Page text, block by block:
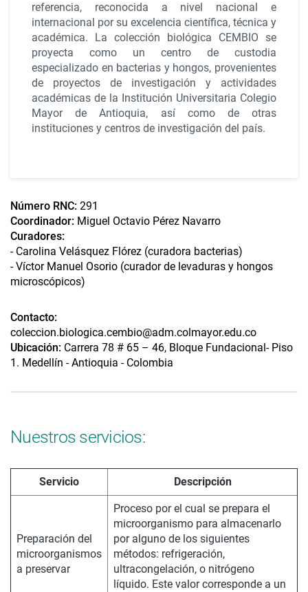
referencia, reconocida a nivel nacional e
internacional por su excelencia científica, técnica y
académica. La colección biológica CEMBIO se
proyecta como un centro de custodia
especializado en bacterias y hongos, provenientes
de proyectos de investigación y actividades
académicas de la Institución Universitaria Colegio
Mayor de Antioquia, así como de otras
instituciones y centros de investigación del país.
Número RNC: 291
Coordinador: Miguel Octavio Pérez Navarro
Curadores:
- Carolina Velásquez Flórez (curadora bacterias)
- Víctor Manuel Osorio (curador de levaduras y hongos
microscópicos)
Contacto:
coleccion.biologica.cembio@adm.colmayor.edu.co
Ubicación: Carrera 78 # 65 – 46, Bloque Fundacional- Piso
1. Medellín - Antioquia - Colombia
Nuestros servicios:
Servicio Descripción
Preparación del
microorganismos
a preservar
Proceso por el cual se prepara el
microorganismo para almacenarlo
por alguno de los siguientes
métodos: refrigeración,
ultracongelación, o nitrógeno
líquido. Este valor corresponde a un